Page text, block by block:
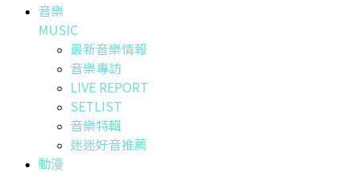
音樂
MUSIC
最新音樂情報
音樂專訪
LIVE REPORT
SETLIST
音樂特輯
迷迷好音推薦
動漫